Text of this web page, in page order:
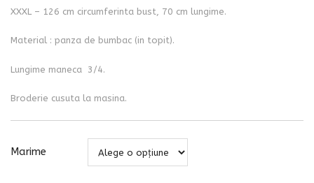
XXXL – 126 cm circumferinta bust, 70 cm lungime.
Material : panza de bumbac (in topit).
Lungime maneca 3/4.
Broderie cusuta la masina.
Marime